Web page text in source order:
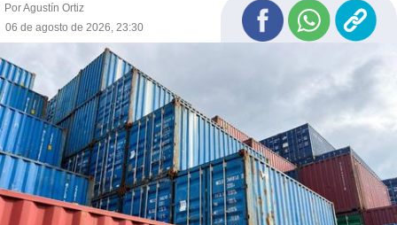
Por Agustín Ortiz
06 de agosto de 2026, 23:30